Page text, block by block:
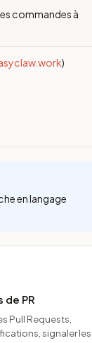
commandes à
)
en langage
de PR
Pull Requests,
signaler les